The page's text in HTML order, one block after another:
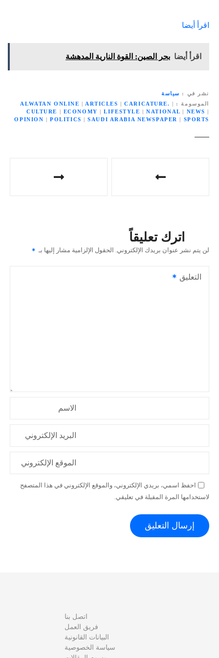
اقرأ أيضا
اقرأ أيضا بحر الصين: القوة النارية المدهشة
نشر في
سياسة
الموسومة
ALWATAN ONLINE | ARTICLES |CARICATURE. |
CULTURE
| ECONOMY |LIFESTYLE |NATIONAL | NEWS |
OPINION |POLITICS |SAUDI ARABIA NEWSPAPER | SPORTS
ا
م
اترك تعليقاً
لن يتم نشر عنوان بريدك الإلكتروني. الحقول الإلزامية مشار إليها بـ
التعليق
الاسم
البريد الإلكتروني
الموقع الإلكتروني
احفظ اسمي، بريدي الإلكتروني، والموقع الإلكتروني في هذا المتصفح
لاستخدامها المرة المقبلة في تعليقي.
اتصل بنا
فريق العمل
البيانات القانونية
سياسة الخصوصية